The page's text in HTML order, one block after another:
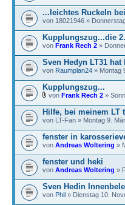
...leichtes Ruckeln
von 18021946 »
Kupplungszug...die
von Frank Rech 2 »
Sven Hedyn LT31
von Raumplan24 » Montag
Kupplungszug...
von Frank Rech 2 »
Hilfe, bei meinem
von LT-Fan » Montag 9.
fenster in
von Andreas Woltering »
fenster und heki
von Andreas Woltering »
Sven Hedin
von Phil » Dienstag 10.